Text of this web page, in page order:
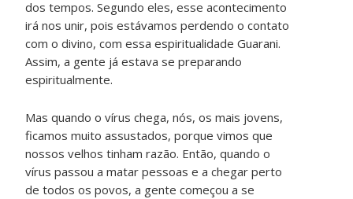
dos tempos. Segundo eles, esse acontecimento
irá nos unir, pois estávamos perdendo o contato
com o divino, com essa espiritualidade Guarani.
Assim, a gente já estava se preparando
espiritualmente.
Mas quando o vírus chega, nós, os mais jovens,
ficamos muito assustados, porque vimos que
nossos velhos tinham razão. Então, quando o
vírus passou a matar pessoas e a chegar perto
de todos os povos, a gente começou a se